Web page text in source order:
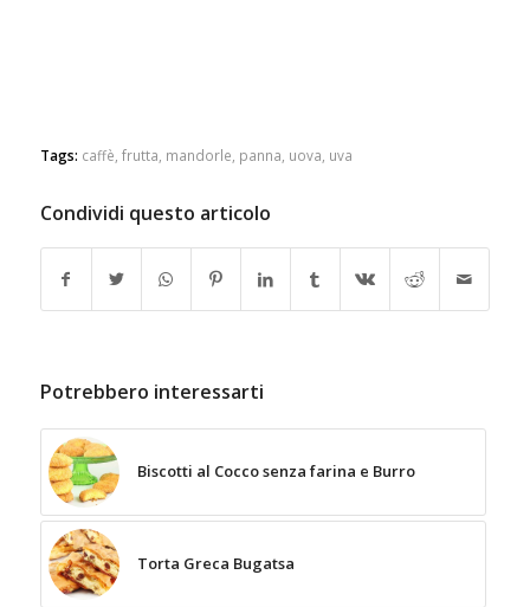
Tags: caffè frutta mandorle panna uova uva
Condividi questo articolo
Potrebbero interessarti
Biscotti al Cocco senza farina e Burro
Torta Greca Bugatsa